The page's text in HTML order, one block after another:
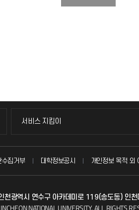
서비스 지킴이
서비스 지킴이
묻고 답하기
자주 묻는 질문(FAQ)
수집거부 대학정보공시 개인정보 목적 외
광역시 연수구 아카데미로 119(송도동) 인
NATIONAL UNIVERSITY.ALL RIGHTS